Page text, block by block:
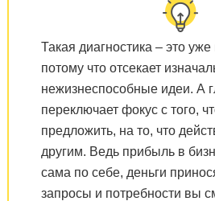
Такая диагностика – это
потому что отсекает
нежизнеспособные идеи. А
переключает фокус с того,
предложить, на то, что
другим. Ведь прибыль в
сама по себе, деньги
запросы и потребности вы